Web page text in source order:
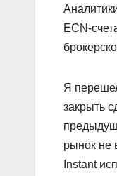
ECN-
Я
закрыть
рынок не
Instant